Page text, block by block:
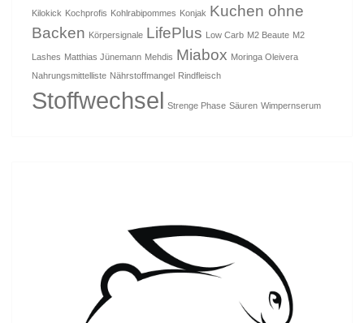
Kilokick Kochprofis Kohlrabipommes Konjak Kuchen ohne
Backen Körpersignale LifePlus Low Carb M2 Beaute M2
Lashes Matthias Jünemann Mehdis Miabox Moringa Oleivera
Nahrungsmittelliste Nährstoffmangel Rindfleisch
Stoffwechsel Strenge Phase Säuren Wimpernserum